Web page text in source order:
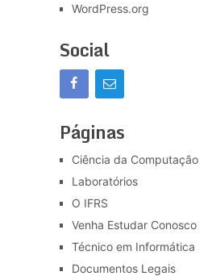
WordPress.org
Social
Páginas
Ciência da Computação
Laboratórios
O IFRS
Venha Estudar Conosco
Técnico em Informática
Documentos Legais